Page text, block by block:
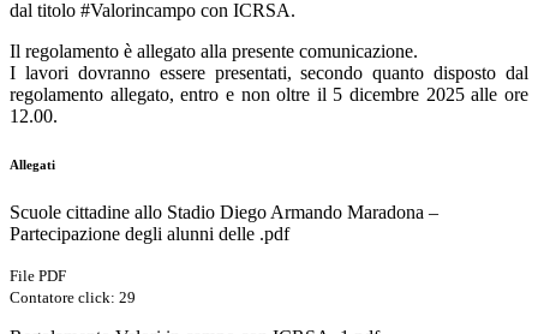
dal titolo #Valorincampo con ICRSA.
Il regolamento è allegato alla presente comunicazione.
I lavori dovranno essere presentati, secondo quanto disposto dal
regolamento allegato, entro e non oltre il 5 dicembre 2025 alle ore
12.00.
Allegati
Scuole cittadine allo Stadio Diego Armando Maradona –
Partecipazione degli alunni delle .pdf
File PDF
Contatore click: 29